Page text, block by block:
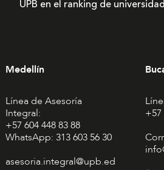
UPB en el ranking de
Medellín
Línea de Asesoría
Integral:
+57 604 448 83 88
WhatsApp: 313 603 56 30
asesoria.integral@upb.ed
+57